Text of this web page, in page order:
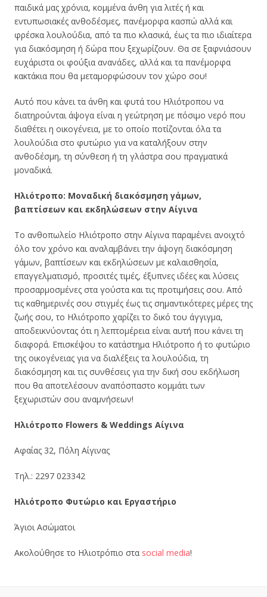
παιδικά μας χρόνια, κομμένα άνθη για λιτές ή και
εντυπωσιακές ανθοδέσμες, πανέμορφα κασπώ αλλά και
φρέσκα λουλούδια, από τα πιο κλασικά, έως τα πιο ιδιαίτερα
για διακόσμηση ή δώρα που ξεχωρίζουν. Θα σε ξαφνιάσουν
ευχάριστα οι φούξια ανανάδες, αλλά και τα πανέμορφα
κακτάκια που θα μεταμορφώσουν τον χώρο σου!
Αυτό που κάνει τα άνθη και φυτά του Ηλιότροπου να
διατηρούνται άψογα είναι η γεώτρηση με πόσιμο νερό που
διαθέτει η οικογένεια, με το οποίο ποτίζονται όλα τα
λουλούδια στο φυτώριο για να καταλήξουν στην
ανθοδέσμη, τη σύνθεση ή τη γλάστρα σου πραγματικά
μοναδικά.
Ηλιότροπο: Μοναδική διακόσμηση γάμων,
βαπτίσεων και εκδηλώσεων στην Αίγινα
Το ανθοπωλείο Ηλιότροπο στην Αίγινα παραμένει ανοιχτό
όλο τον χρόνο και αναλαμβάνει την άψογη διακόσμηση
γάμων, βαπτίσεων και εκδηλώσεων με καλαισθησία,
επαγγελματισμό, προσιτές τιμές, έξυπνες ιδέες και λύσεις
προσαρμοσμένες στα γούστα και τις προτιμήσεις σου. Από
τις καθημερινές σου στιγμές έως τις σημαντικότερες μέρες της
ζωής σου, το Ηλιότροπο χαρίζει το δικό του άγγιγμα,
αποδεικνύοντας ότι η λεπτομέρεια είναι αυτή που κάνει τη
διαφορά. Επισκέψου το κατάστημα Ηλιότροπο ή το φυτώριο
της οικογένειας για να διαλέξεις τα λουλούδια, τη
διακόσμηση και τις συνθέσεις για την δική σου εκδήλωση
που θα αποτελέσουν αναπόσπαστο κομμάτι των
ξεχωριστών σου αναμνήσεων!
Ηλιότροπο Flowers & Weddings Αίγινα
Αφαίας 32, Πόλη Αίγινας
Τηλ.: 2297 023342
Ηλιότροπο Φυτώριο και Εργαστήριο
Άγιοι Ασώματοι
Ακολούθησε το Ηλιοτρόπιο στα social media!